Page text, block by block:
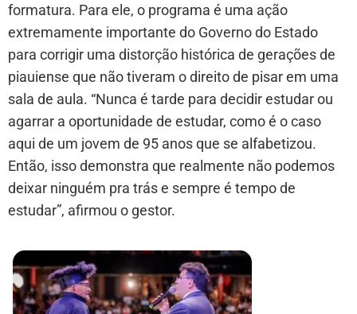
formatura. Para ele, o programa é uma ação
extremamente importante do Governo do Estado
para corrigir uma distorção histórica de gerações de
piauiense que não tiveram o direito de pisar em uma
sala de aula. “Nunca é tarde para decidir estudar ou
agarrar a oportunidade de estudar, como é o caso
aqui de um jovem de 95 anos que se alfabetizou.
Então, isso demonstra que realmente não podemos
deixar ninguém pra trás e sempre é tempo de
estudar”, afirmou o gestor.